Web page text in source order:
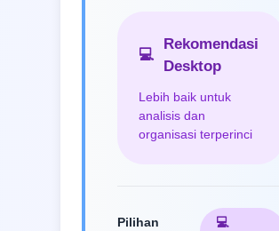
💻
Rekomendasi
Desktop
Lebih baik untuk
analisis dan
organisasi terperinci
Pilihan
💻